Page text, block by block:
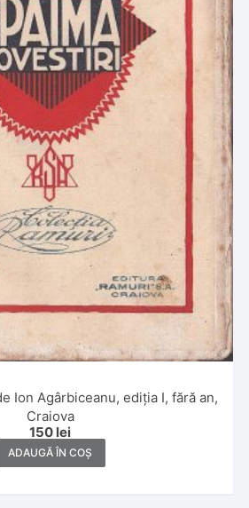
Ion Agârbiceanu, ediția I, fără an,
Craiova
150 lei
ADAUGĂ ÎN COȘ